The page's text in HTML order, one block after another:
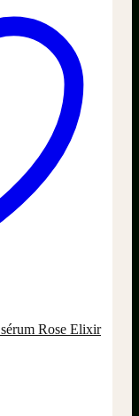
Rose Elixir